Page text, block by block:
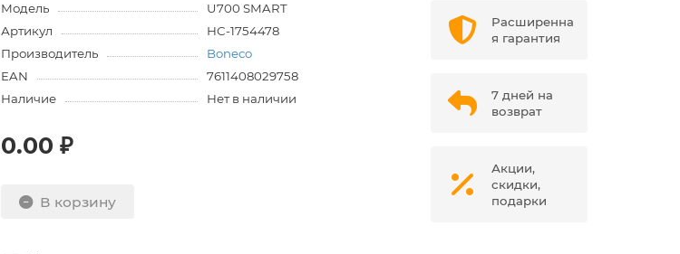
Модель
U700 SMART
Артикул
НС-1754478
Производитель
Boneco
EAN
7611408029758
Наличие
Нет в наличии
0.00 ₽
В корзину
Расширенна
я гарантия
7 дней на
возврат
Акции,
скидки,
подарки